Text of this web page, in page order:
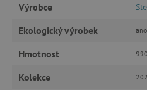
Výrobce
Ekologický výrobek ano
Hmotnost
Kolekce
CookieScriptConsent